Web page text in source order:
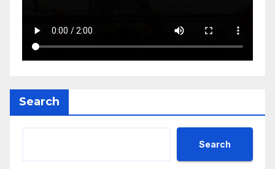
Search
Search